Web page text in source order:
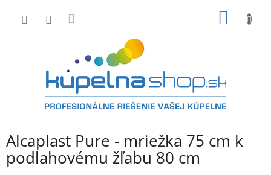
Alcaplast Pure - mriežka 75 cm k
podlahovému žľabu 80 cm